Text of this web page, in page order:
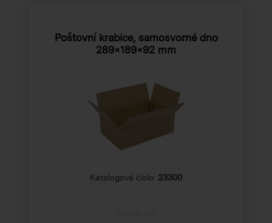
Poštovní krabice, samosvorné dno
289×189×92 mm
Katalogové číslo: 23300